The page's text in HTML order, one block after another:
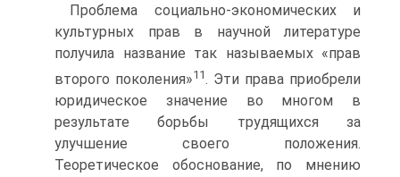
Проблема социально-экономических и
культурных прав в научной литературе
получила название так называемых «прав
второго поколения»11. Эти права приобрели
юридическое значение во многом в
результате борьбы трудящихся за
улучшение своего положения.
Теоретическое обоснование, по мнению